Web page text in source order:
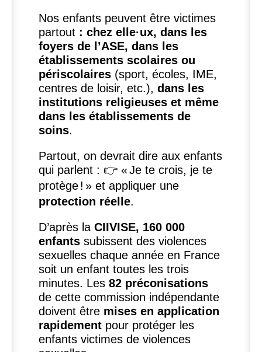
Nos enfants peuvent être victimes
partout: chez elle·ux, dans les
foyers de l’ASE, dans les
établissements scolaires ou
périscolaires(sport, écoles, IME,
centres de loisir, etc.), dans les
institutions religieuses et même
dans les établissements de
soins.
Partout, on devrait dire aux enfants
qui parlent : 👉 «Je te crois, je te
protège! » et appliquer une
protection réelle.
D’après la CIIVISE, 160 000
enfantssubissent des violences
sexuelles chaque année en France
soit un enfant toutes les trois
minutes. Les 82 préconisations
de cette commission indépendante
doivent être mises en application
rapidementpour protéger les
enfants victimes de violences